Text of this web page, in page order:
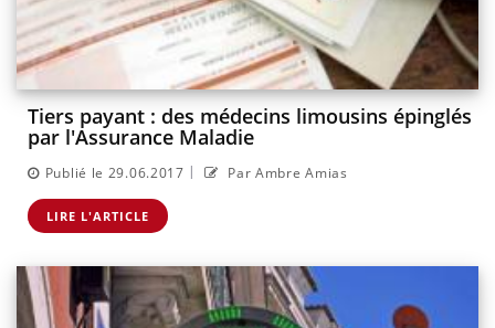
Tiers payant : des médecins limousins épinglés
par l'Assurance Maladie
Publié le 29.06.2017 | Par Ambre Amias
LIRE L'ARTICLE